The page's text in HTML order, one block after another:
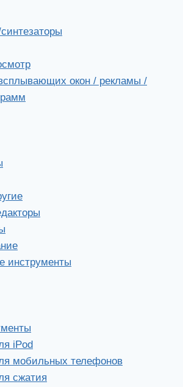
окон / рекламы /
инструменты
iPod
мобильных телефонов
сжатия